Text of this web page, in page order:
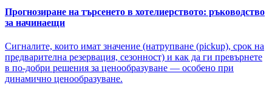
Прогнозиране на търсенето в хотелиерството: ръководство
за начинаещи
Сигналите, които имат значение (натрупване (pickup), срок на
предварителна резервация, сезонност) и как да ги превърнете
в по-добри решения за ценообразуване — особено при
динамично ценообразуване.